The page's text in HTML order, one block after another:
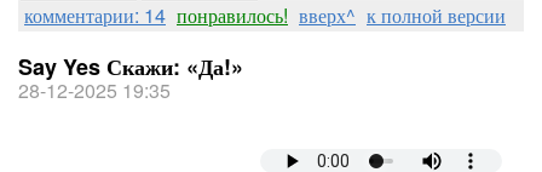
комментарии: 14 понравилось! вверх^ к полной версии
Say Yes Скажи: «Да!»
28-12-2025 19:35